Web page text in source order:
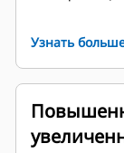
прочность
облегчает
Для
Узнать